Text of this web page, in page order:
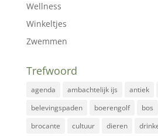
Wellness
Winkeltjes
Zwemmen
Trefwoord
agenda ambachtelijk ijs antiek
belevingspaden
boerengolf bos
brocante
cultuur dieren